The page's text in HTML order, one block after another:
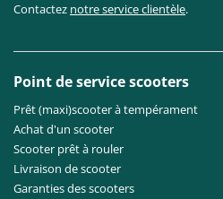
Contactez notre service clientèle.
Point de service scooters
Prêt (maxi)scooter à tempérament
Achat d'un scooter
Scooter prêt à rouler
Livraison de scooter
Garanties des scooters